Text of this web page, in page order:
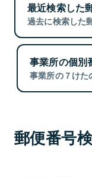
最近検索した
過去に検索した
事業所の個別
事業所の７けた
郵便番号